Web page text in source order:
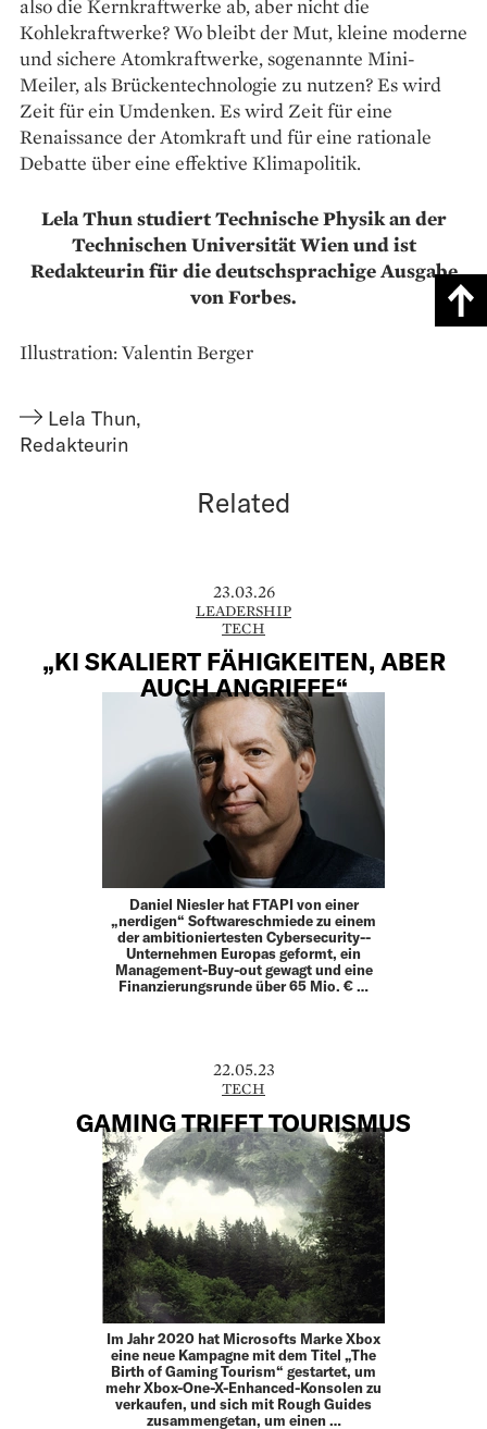
also die Kernkraftwerke ab, aber nicht die
Kohlekraftwerke? Wo bleibt der Mut, kleine moderne
und sichere Atomkraftwerke, sogenannte Mini-
Meiler, als Brückentechnologie zu nutzen? Es wird
Zeit für ein Umdenken. Es wird Zeit für eine
Renaissance der Atomkraft und für eine rationale
Debatte über eine effektive Klimapolitik.
Lela Thun studiert Technische Physik an der
Technischen Universität Wien und ist
Redakteurin für die deutschsprachige Ausgabe
von Forbes.
Illustration: Valentin Berger
Lela Thun,
Redakteurin
Related
23.03.26
LEADERSHIP
TECH
„KI SKALIERT FÄHIGKEITEN, ABER
AUCH ANGRIFFE“
Daniel Niesler hat FTAPI von einer
„nerdigen“ Softwareschmiede zu einem
der ambitioniertesten Cybersecurity-­
Unternehmen Europas geformt, ein
Management-Buy-out gewagt und eine
Finanzierungsrunde über 65 Mio. € …
22.05.23
TECH
GAMING TRIFFT TOURISMUS
Im Jahr 2020 hat Microsofts Marke Xbox
eine neue Kampagne mit dem Titel „The
Birth of Gaming Tourism“ gestartet, um
mehr Xbox-One-X-Enhanced-Konsolen zu
verkaufen, und sich mit Rough Guides
zusammengetan, um einen …